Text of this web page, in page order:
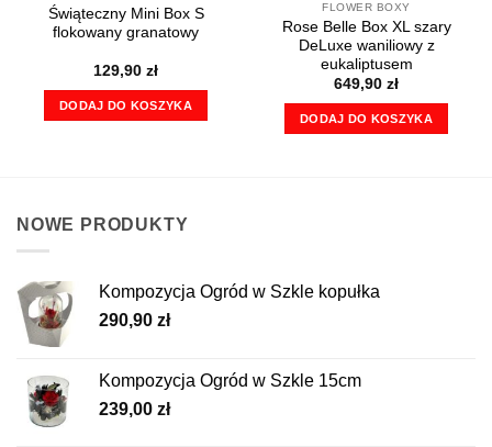
Świąteczny Mini Box S
flokowany granatowy
129,90 zł
DODAJ DO KOSZYKA
FLOWER BOXY
Rose Belle Box XL szary
DeLuxe waniliowy z
eukaliptusem
649,90 zł
DODAJ DO KOSZYKA
NOWE PRODUKTY
Kompozycja Ogród w Szkle kopułka
290,90 zł
Kompozycja Ogród w Szkle 15cm
239,00 zł